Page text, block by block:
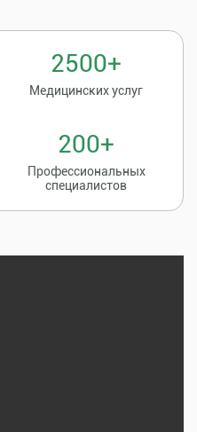
2500+
Медицинских услуг
200+
Профессиональных
специалистов